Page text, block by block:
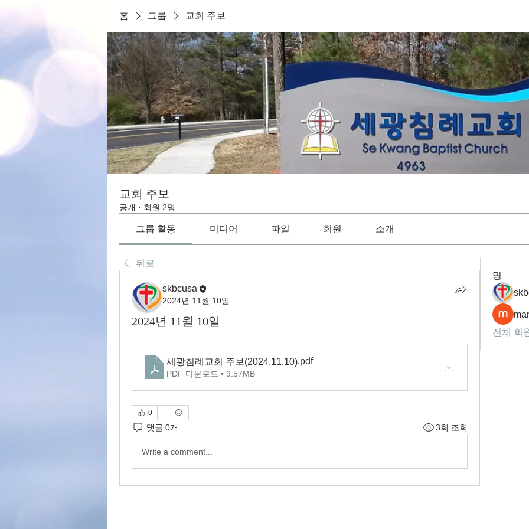
홈 그룹 교회 주보
교회 주보
공개 · 회원 2명
그룹 활동 미디어 파일 회원 소개
뒤로
skbcusa
2024년 11월 10일
2024년 11월 10일
세광침례교회 주보(2024.11.10).pdf
PDF 다운로드 • 9.57MB
0
댓글 0개 3회 조회
Write a comment...
명
전체 회